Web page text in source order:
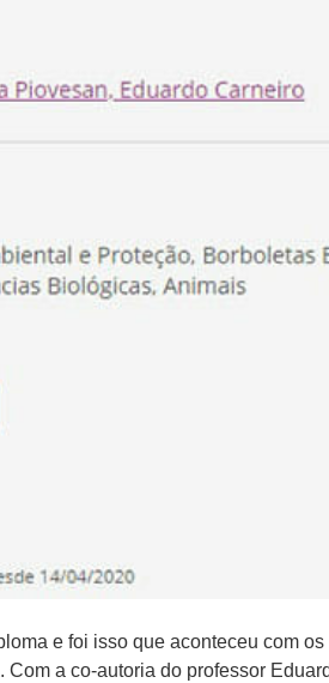
e foi isso que aconteceu com
a co-autoria do professor